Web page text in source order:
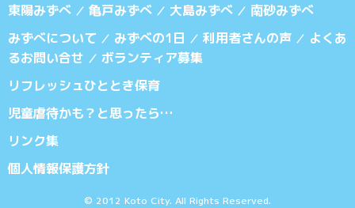
東陽みずべ ／ 亀戸みずべ ／ 大島みずべ ／ 南砂みずべ
みずべについて ／ みずべの1日 ／ 利用者さんの声 ／ よくあ
るお問い合せ ／ ボランティア募集
リフレッシュひととき保育
児童虐待かも？と思ったら…
リンク集
個人情報保護方針
© 2012 Koto City. All Rights Reserved.